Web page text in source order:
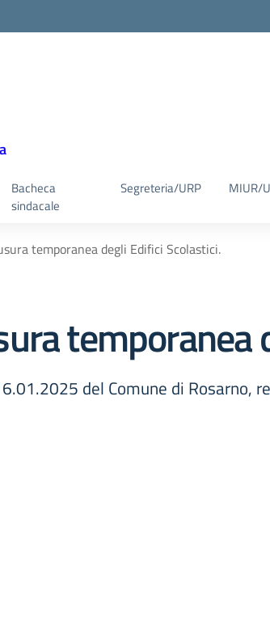
Bacheca
sindacale
Segreteria/URP MIUR/
temporanea degli Edifici Scolastici.
temporanea
del Comune di Rosarno,